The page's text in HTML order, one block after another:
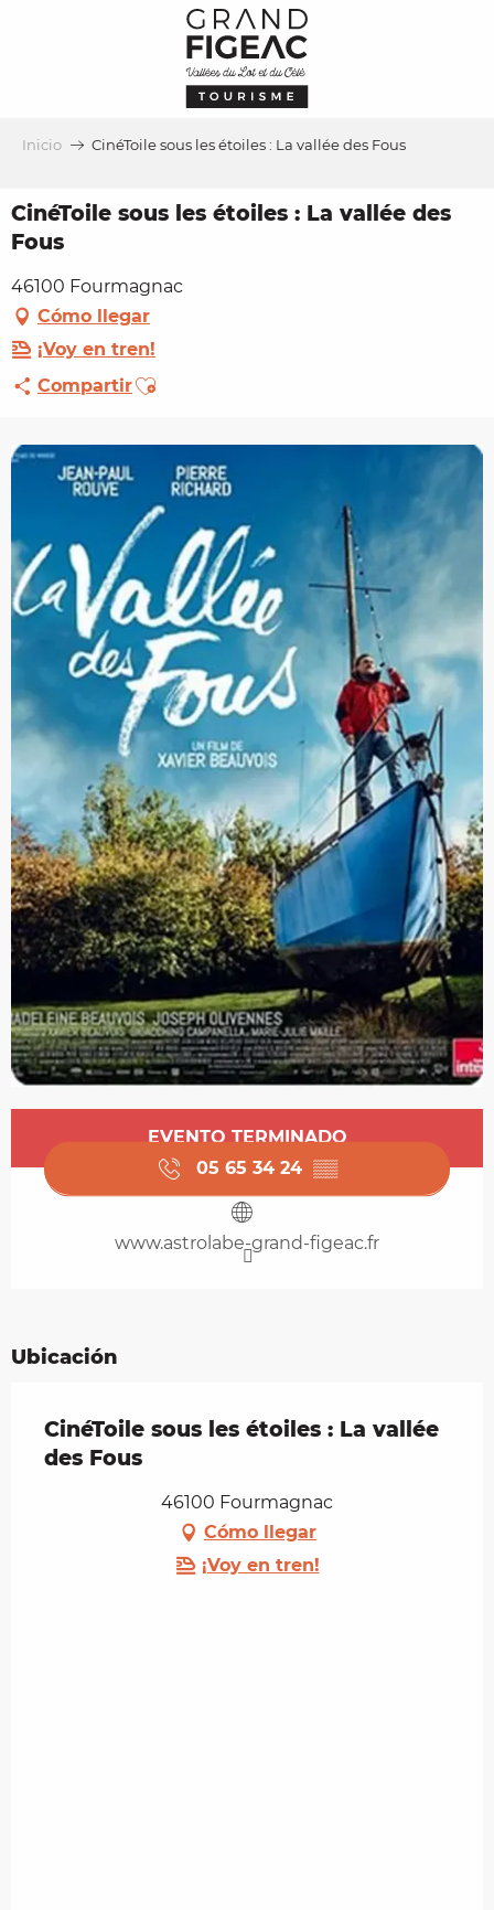
Inicio CinéToile sous les étoiles : La vallée des Fous
CinéToile sous les étoiles : La vallée des
Fous
46100 Fourmagnac
Cómo llegar
¡Voy en tren!
CompartirAjouter aux favoris
Horarios y datos de contacto
EVENTO TERMINADO
05 65 34 24 ▒▒
www.astrolabe-grand-figeac.fr
Ubicación
CinéToile sous les étoiles : La vallée
des Fous
46100 Fourmagnac
Cómo llegar
¡Voy en tren!